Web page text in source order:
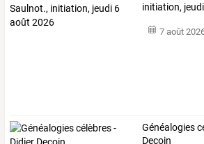
initiation,
7 août
Généalogies
Decoin